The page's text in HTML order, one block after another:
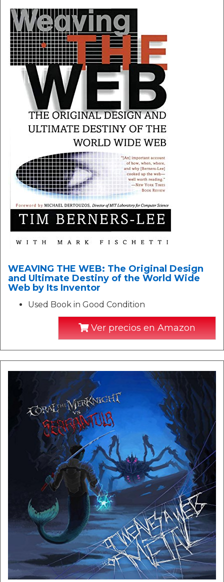
WEAVING THE WEB: The Original Design
and Ultimate Destiny of the World Wide
Web by Its Inventor
Used Book in Good Condition
Ver precios en Amazon